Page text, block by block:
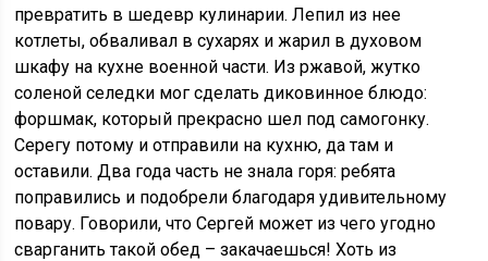
превратить в шедевр кулинарии. Лепил из нее
котлеты, обваливал в сухарях и жарил в духовом
шкафу на кухне военной части. Из ржавой, жутко
соленой селедки мог сделать диковинное блюдо:
форшмак, который прекрасно шел под самогонку.
Серегу потому и отправили на кухню, да там и
оставили. Два года часть не знала горя: ребята
поправились и подобрели благодаря удивительному
повару. Говорили, что Сергей может из чего угодно
сварганить такой обед – закачаешься! Хоть из